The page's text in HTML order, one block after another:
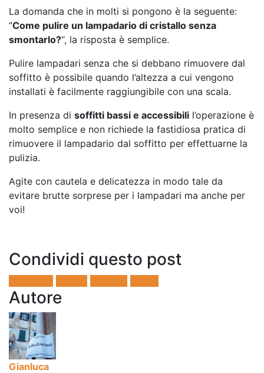
La domanda che in molti si pongono è la seguente:
“Come pulire un lampadario di cristallo senza
smontarlo?“, la risposta è semplice.
Pulire lampadari senza che si debbano rimuovere dal
soffitto è possibile quando l’altezza a cui vengono
installati è facilmente raggiungibile con una scala.
In presenza di soffitti bassi e accessibili l’operazione è
molto semplice e non richiede la fastidiosa pratica di
rimuovere il lampadario dal soffitto per effettuarne la
pulizia.
Agite con cautela e delicatezza in modo tale da
evitare brutte sorprese per i lampadari ma anche per
voi!
Condividi questo post
Autore
Gianluca